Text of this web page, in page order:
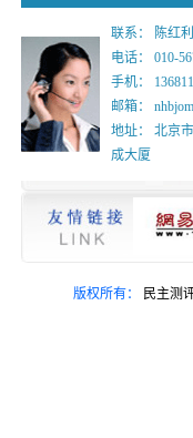
联系： 陈红利
电话： 010-
手机：
邮箱：
地址： 北京
成大厦
版权所有：
民主测